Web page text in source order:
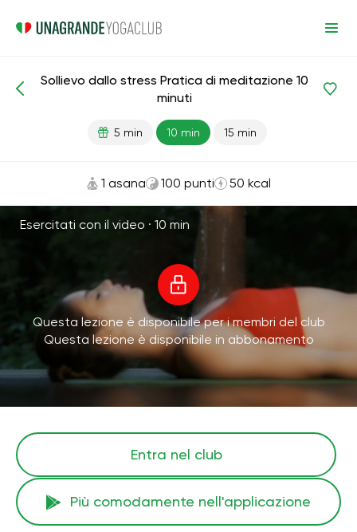
Meditazioni e respirazione Antistress
Sollievo dallo stress Pratica di meditazione 10
minuti
5 min 10 min 15 min
1 asana 100 punti 50 kcal
Esercitati con il video · 10 min
Questa lezione è disponibile per i membri del club
Questa lezione è disponibile in abbonamento
Entra nel club
Più comodamente nell'applicazione